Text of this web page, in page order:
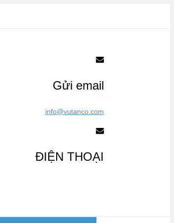
Gửi email
info@vutanco.com
ĐIỆN THOẠI